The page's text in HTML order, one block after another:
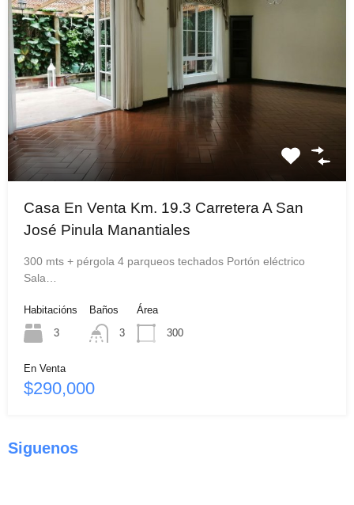
Casa En Venta Km. 19.3 Carretera A San
José Pinula Manantiales
300 mts + pérgola 4 parqueos techados Portón eléctrico
Sala…
Habitacións
3
Baños
3
Área
300
En Venta
$290,000
Siguenos